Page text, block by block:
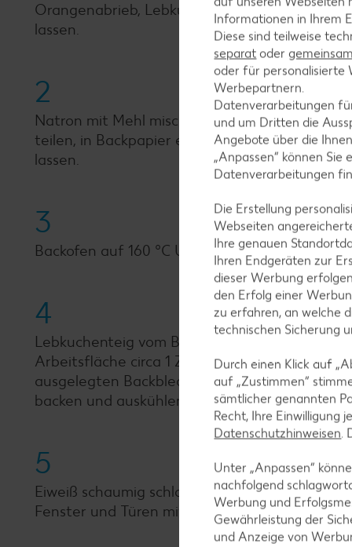
Orangenabrieb, Lebkuchengewürz und Salz
lassen.
2
Natron mit Mehl mischen und mit der
teilen, in Backpapier einwickeln und
lassen.
3
Backofen auf 160 °C Umluft (Ober-/
4
Lebkuchenteig vom Backpapier befreien,
Arbeitsfläche circa 1 Zentimeter dick
ausgelegten Backblechen verteilen, Fenster-
backen und auskühlen lassen.
5
Eiweiß schaumig schlagen, Puderzucker
Fenster und Türen mit einem kleinen Messer
Informationen in Ihrem
Diese sind teilweise
separat oder
oder für personalisierte
Werbepartnern.
Datenverarbeitungen
und um Dritten die
Angebote über die
„Anpassen“ können
Datenverarbeitungen
Die Erstellung
Webseiten
Ihre genauen
Ihren Endgeräten zur
dieser Werbung
den Erfolg einer
zu erfahren, an welche
technischen Sicherung
Durch einen Klick auf
auf „Zustimmen“
sämtlicher genannten
Recht, Ihre Einwilligung
Datenschutzhinweisen.
Unter „Anpassen“
nachfolgend
Werbung und
Gewährleistung der
und Anzeige von